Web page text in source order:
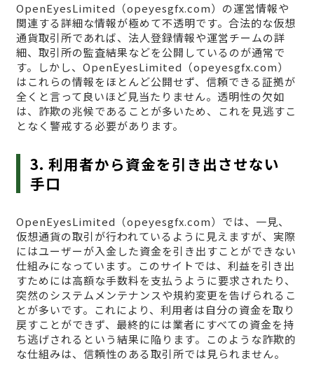
OpenEyesLimited（opeyesgfx.com）の運営情報や
関連する詳細な情報が極めて不透明です。合法的な仮想
通貨取引所であれば、法人登録情報や運営チームの詳
細、取引所の監査結果などを公開しているのが通常で
す。しかし、OpenEyesLimited（opeyesgfx.com）
はこれらの情報をほとんど公開せず、信頼できる証拠が
全くと言って良いほど見当たりません。透明性の欠如
は、詐欺の兆候であることが多いため、これを見逃すこ
となく警戒する必要があります。
3. 利用者から資金を引き出させない
手口
OpenEyesLimited（opeyesgfx.com）では、一見、
仮想通貨の取引が行われているように見えますが、実際
にはユーザーが入金した資金を引き出すことができない
仕組みになっています。このサイトでは、利益を引き出
すためには高額な手数料を支払うように要求されたり、
突然のシステムメンテナンスや規約変更を告げられるこ
とが多いです。これにより、利用者は自分の資金を取り
戻すことができず、最終的には業者にすべての資金を持
ち逃げされるという結果に陥ります。このような詐欺的
な仕組みは、信頼性のある取引所では見られません。